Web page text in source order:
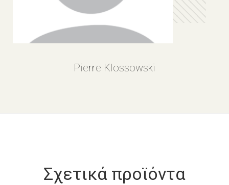
Pierre Klossowski
Σχετικά προϊόντα